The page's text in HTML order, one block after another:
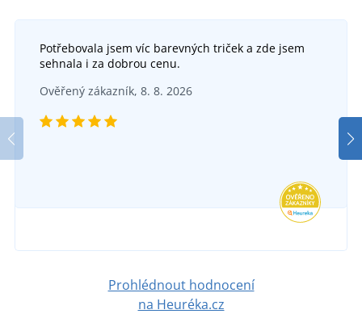
Potřebovala jsem víc barevných triček a zde jsem
sehnala i za dobrou cenu.
Ověřený zákazník, 8. 8. 2026
Prohlédnout hodnocení
na Heuréka.cz